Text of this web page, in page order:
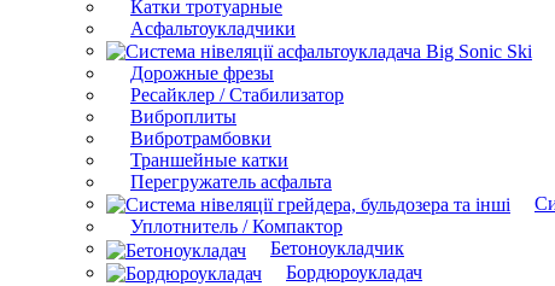
Катки тротуарные
Асфальтоукладчики
Дорожные фрезы
Ресайклер / Стабилизатор
Виброплиты
Вибротрамбовки
Траншейные катки
Перегружатель асфальта
Уплотнитель / Компактор
Бетоноукладчик
Бордюроукладач